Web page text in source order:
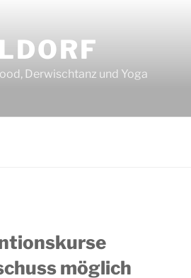
Derwischtanz und Yoga
möglich